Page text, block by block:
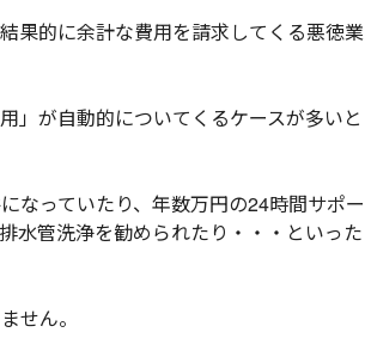
果的に余計な費用を請求してくる悪徳業
」が自動的についてくるケースが多いと
なっていたり、年数万円の24時間サポー
水管洗浄を勧められたり・・・といった
せん。